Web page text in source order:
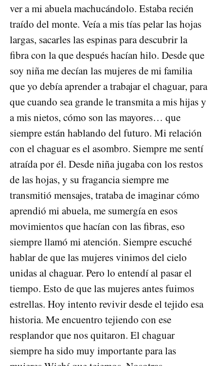
ver a mi abuela machucándolo. Estaba recién
traído del monte. Veía a mis tías pelar las hojas
largas, sacarles las espinas para descubrir la
fibra con la que después hacían hilo. Desde que
soy niña me decían las mujeres de mi familia
que yo debía aprender a trabajar el chaguar, para
que cuando sea grande le transmita a mis hijas y
a mis nietos, cómo son las mayores… que
siempre están hablando del futuro. Mi relación
con el chaguar es el asombro. Siempre me sentí
atraída por él. Desde niña jugaba con los restos
de las hojas, y su fragancia siempre me
transmitió mensajes, trataba de imaginar cómo
aprendió mi abuela, me sumergía en esos
movimientos que hacían con las fibras, eso
siempre llamó mi atención. Siempre escuché
hablar de que las mujeres vinimos del cielo
unidas al chaguar. Pero lo entendí al pasar el
tiempo. Esto de que las mujeres antes fuimos
estrellas. Hoy intento revivir desde el tejido esa
historia. Me encuentro tejiendo con ese
resplandor que nos quitaron. El chaguar
siempre ha sido muy importante para las